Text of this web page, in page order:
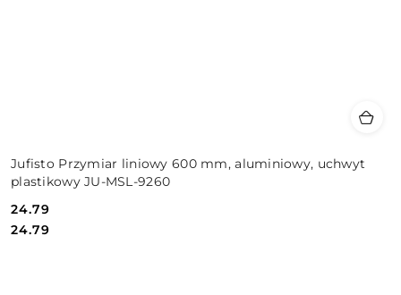
Jufisto Przymiar liniowy 600 mm, aluminiowy, uchwyt
plastikowy JU-MSL-9260
Cena:
24.79
Cena:
24.79